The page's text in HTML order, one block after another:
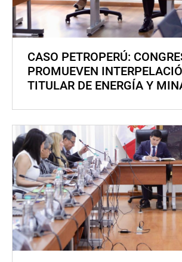
CASO PETROPERÚ:
PROMUEVEN
TITULAR DE ENERGÍA Y